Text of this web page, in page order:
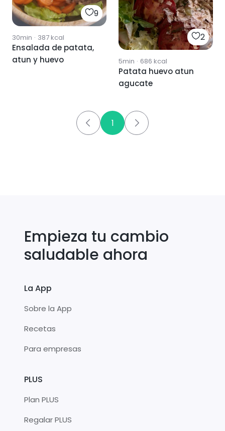
9
30min · 387kcal
Ensalada de patata,
atun y huevo
2
5min · 686 kcal
Patata huevo atun
agucate
1
Empieza tu cambio
saludable ahora
La App
Sobre la App
Recetas
Para empresas
PLUS
Plan PLUS
Regalar PLUS